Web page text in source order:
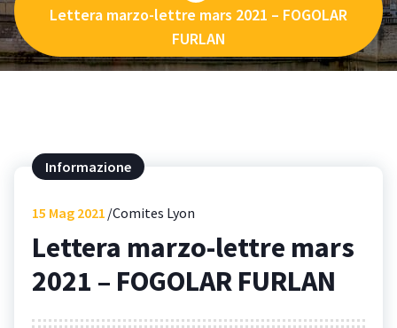
Lettera marzo-lettre mars 2021 – FOGOLAR
FURLAN
Informazione
15 Mag 2021 Comites Lyon
Lettera marzo-lettre mars
2021 – FOGOLAR FURLAN